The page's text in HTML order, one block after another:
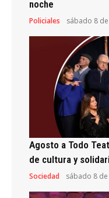
noche
Policiales sábado 8
Agosto a Todo
de cultura y
Sociedad sábado 8